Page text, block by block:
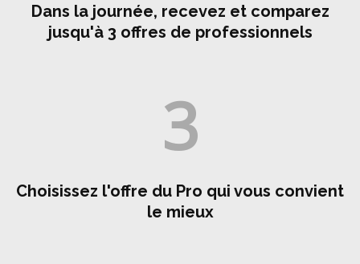
Dans la journée, recevez et comparez
jusqu'à 3 offres de professionnels
3
Choisissez l'offre du Pro qui vous convient
le mieux